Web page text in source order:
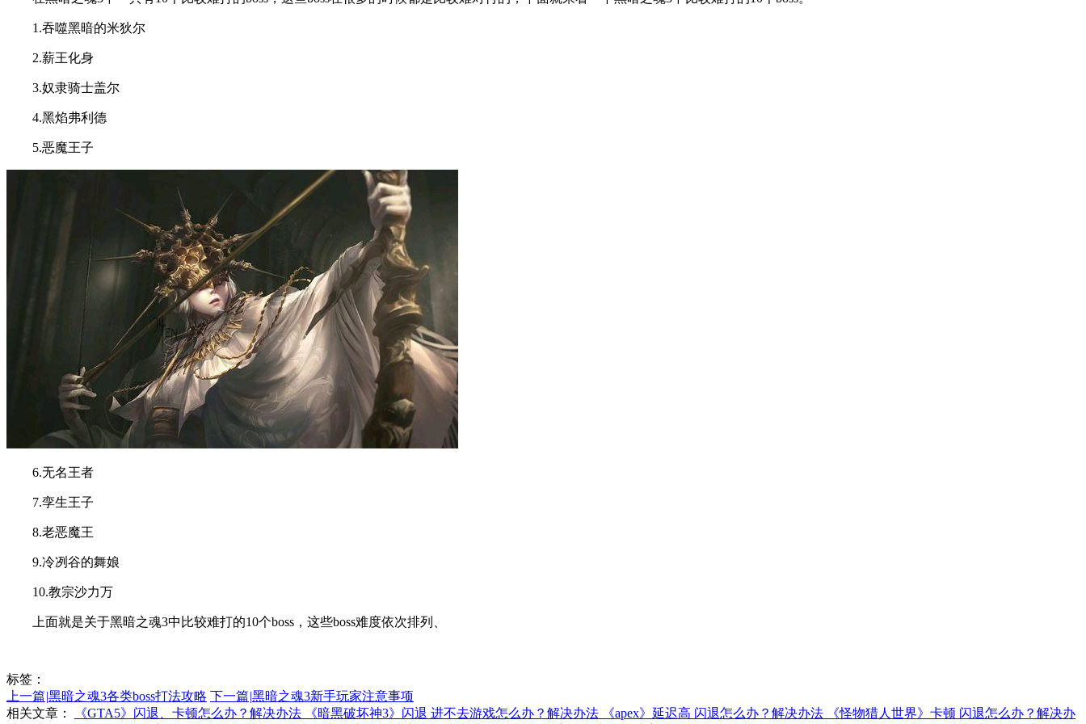
1.吞噬黑暗的米狄尔
2.薪王化身
3.奴隶骑士盖尔
4.黑焰弗利德
5.恶魔王子
6.无名王者
7.孪生王子
8.老恶魔王
9.冷冽谷的舞娘
10.教宗沙力万
上面就是关于黑暗之魂3中比较难打的10个boss，这些boss难度依次排列、
标签：
上一篇|黑暗之魂3各类boss打法攻略 下一篇|黑暗之魂3新手玩家注意事项
相关文章：
《GTA5》闪退、卡顿怎么办？解决办法 《暗黑破坏神3》闪退 进不去游戏怎么办？解决办法 《apex》延迟高 闪退怎么办？解决办法
《怪物猎人世界》卡顿 闪退怎么办？解决办